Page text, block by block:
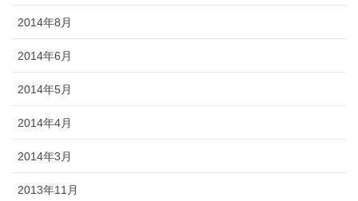
2014年8月
2014年6月
2014年5月
2014年4月
2014年3月
2013年11月